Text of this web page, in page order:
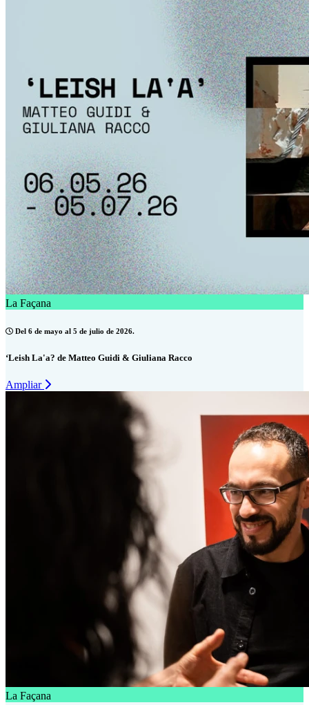
La Façana
Del 6 de mayo al 5 de julio de 2026.
‘Leish La'a? de Matteo Guidi & Giuliana Racco
Ampliar
La Façana